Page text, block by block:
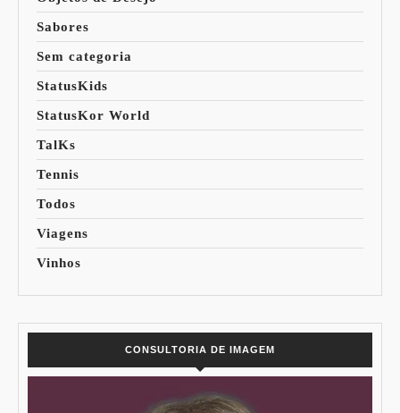
Sabores
Sem categoria
StatusKids
StatusKor World
TalKs
Tennis
Todos
Viagens
Vinhos
CONSULTORIA DE IMAGEM